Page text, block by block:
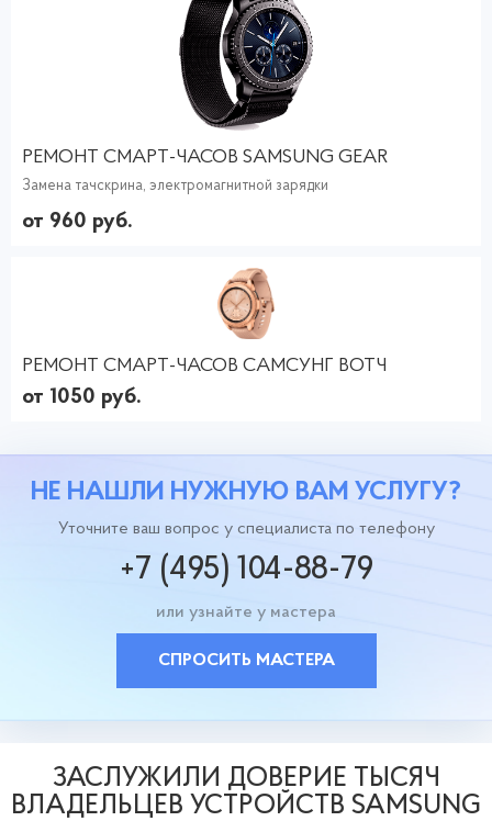
РЕМОНТ СМАРТ-ЧАСОВ SAMSUNG GEAR
Замена тачскрина, электромагнитной зарядки
от 960 руб.
РЕМОНТ СМАРТ-ЧАСОВ САМСУНГ ВОТЧ
от 1050 руб.
НЕ НАШЛИ НУЖНУЮ ВАМ УСЛУГУ?
Уточните ваш вопрос у специалиста по телефону
+7 (495) 104-88-79
или узнайте у мастера
СПРОСИТЬ МАСТЕРА
ЗАСЛУЖИЛИ ДОВЕРИЕ ТЫСЯЧ
ВЛАДЕЛЬЦЕВ УСТРОЙСТВ SAMSUNG